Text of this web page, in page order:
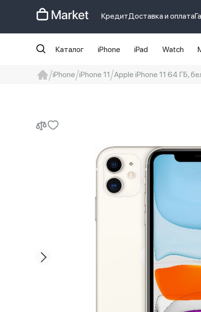
КредитДоставка и оплата
Каталог iPhone iPad Watch
iPhone iPhone 11 Apple iPhone 11 64 ГБ,